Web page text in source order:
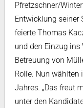
Pfretzschner/
Entwicklung seiner
feierte Thomas
und den Einzug ins
Betreuung von
Rolle. Nun wählten
Jahres. „Das freut
unter den